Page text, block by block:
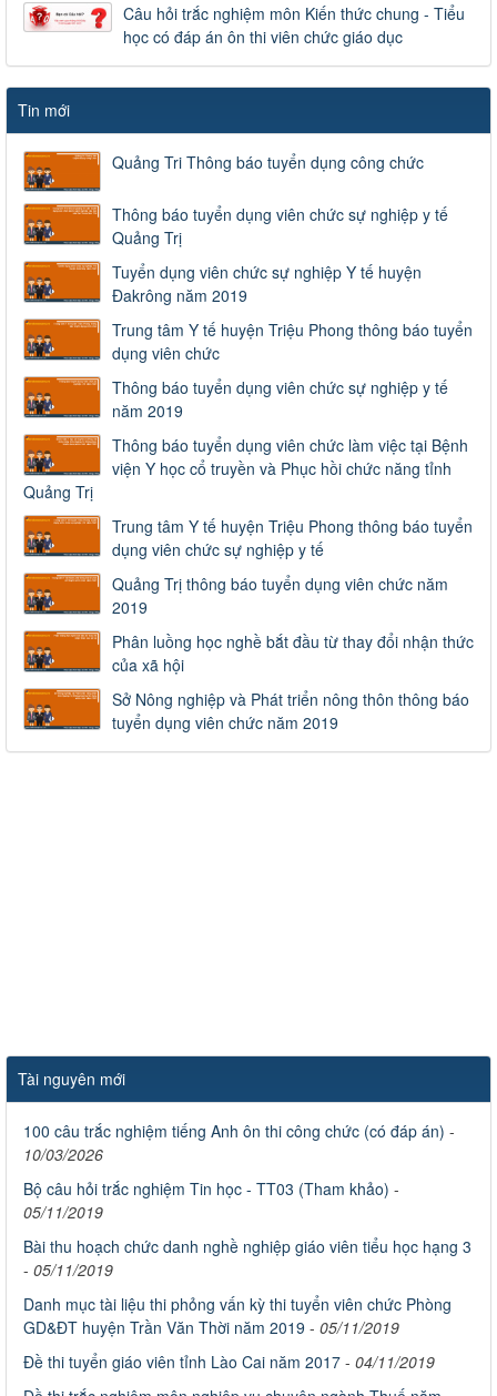
Câu hỏi trắc nghiệm môn Kiến thức chung - Tiểu
học có đáp án ôn thi viên chức giáo dục
Tin mới
Quảng Tri Thông báo tuyển dụng công chức
Thông báo tuyển dụng viên chức sự nghiệp y tế
Quảng Trị
Tuyển dụng viên chức sự nghiệp Y tế huyện
Đakrông năm 2019
Trung tâm Y tế huyện Triệu Phong thông báo tuyển
dụng viên chức
Thông báo tuyển dụng viên chức sự nghiệp y tế
năm 2019
Thông báo tuyển dụng viên chức làm việc tại Bệnh
viện Y học cổ truyền và Phục hồi chức năng tỉnh
Quảng Trị
Trung tâm Y tế huyện Triệu Phong thông báo tuyển
dụng viên chức sự nghiệp y tế
Quảng Trị thông báo tuyển dụng viên chức năm
2019
Phân luồng học nghề bắt đầu từ thay đổi nhận thức
của xã hội
Sở Nông nghiệp và Phát triển nông thôn thông báo
tuyển dụng viên chức năm 2019
Tài nguyên mới
100 câu trắc nghiệm tiếng Anh ôn thi công chức (có đáp án) -
10/03/2026
Bộ câu hỏi trắc nghiệm Tin học - TT03 (Tham khảo) -
05/11/2019
Bài thu hoạch chức danh nghề nghiệp giáo viên tiểu học hạng 3
- 05/11/2019
Danh mục tài liệu thi phỏng vấn kỳ thi tuyển viên chức Phòng
GD&ĐT huyện Trần Văn Thời năm 2019 - 05/11/2019
Đề thi tuyển giáo viên tỉnh Lào Cai năm 2017 - 04/11/2019